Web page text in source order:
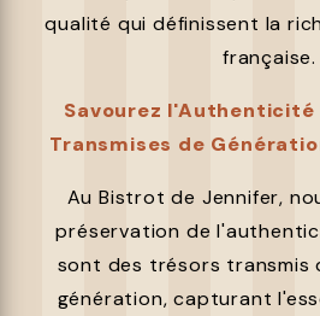
qualité qui définissent la
française.
Savourez l'Authenticité
Transmises de
Au Bistrot de Jennifer,
préservation de
sont des trésors transmis
génération, capturant